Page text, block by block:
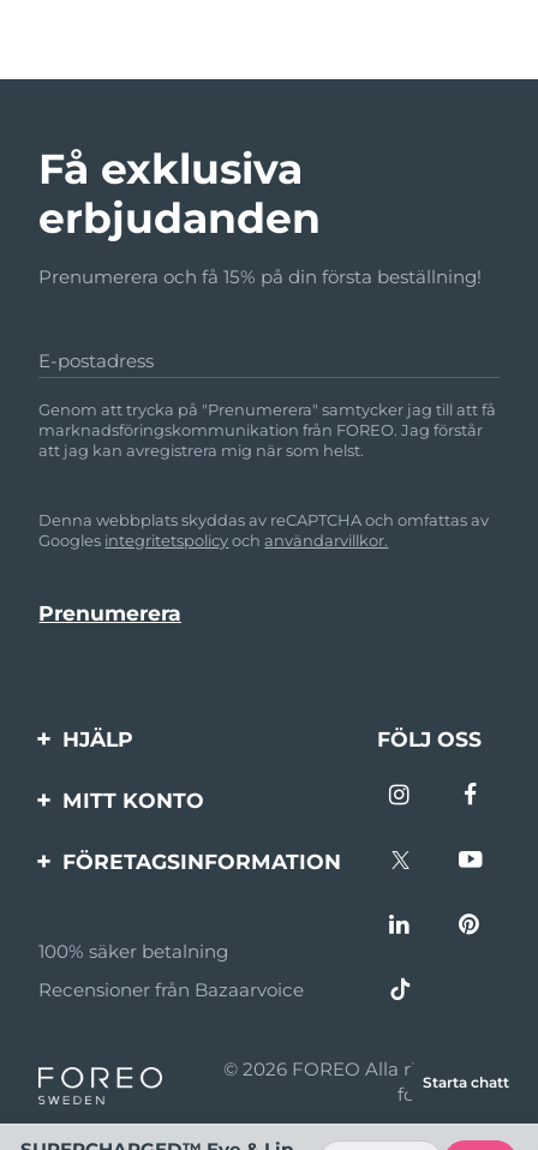
Få exklusiva
erbjudanden
Prenumerera och få 15% på din första beställning!
E-postadress
Genom att trycka på "Prenumerera" samtycker jag till att få
marknadsföringskommunikation från FOREO. Jag förstår
att jag kan avregistrera mig när som helst.
Denna webbplats skyddas av reCAPTCHA och omfattas av
Googles integritetspolicyochanvändarvillkor.
HJÄLP
Kontakta oss
FÖLJ OSS
MITT KONTO
Produktregistrering
FÖRETAGSINFORMATION
Affiliateprogram
Affiliate-nyheter
Återförsäljare
Användningsvillkor
100% säker betalning
Recensioner från Bazaarvoice
© 2026 FOREO Alla rättigheter
förbehållna
Starta chatt